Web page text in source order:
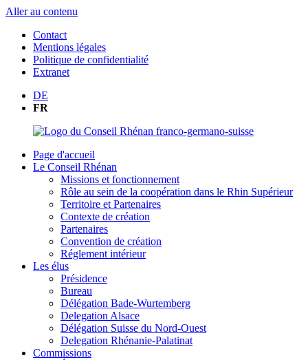
Aller au contenu
Contact
Mentions légales
Politique de confidentialité
Extranet
DE
FR
Page d'accueil
Le Conseil Rhénan
Missions et fonctionnement
Rôle au sein de la coopération dans le Rhin Supérieur
Territoire et Partenaires
Contexte de création
Partenaires
Convention de création
Réglement intérieur
Les élus
Présidence
Bureau
Délégation Bade-Wurtemberg
Delegation Alsace
Délégation Suisse du Nord-Ouest
Delegation Rhénanie-Palatinat
Commissions